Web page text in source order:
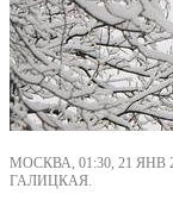
МОСКВА, 01:30, 21 ЯНВ
ГАЛИЦКАЯ.